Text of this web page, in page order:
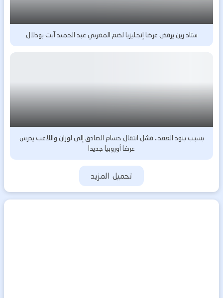
ستاد رين يرفض عرضا إنجليزيا لضم المغربي عبد الحميد آيت بودلال
بسبب بنود العقد.. فشل انتقال حسام الصادق إلى لوزان واللاعب يدرس
عرضا أوروبيا جديدا
تحميل المزيد